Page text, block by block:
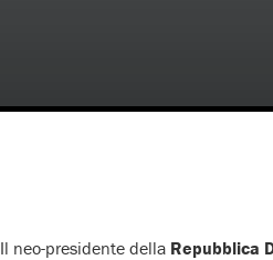
neo-presidente della Repubblica